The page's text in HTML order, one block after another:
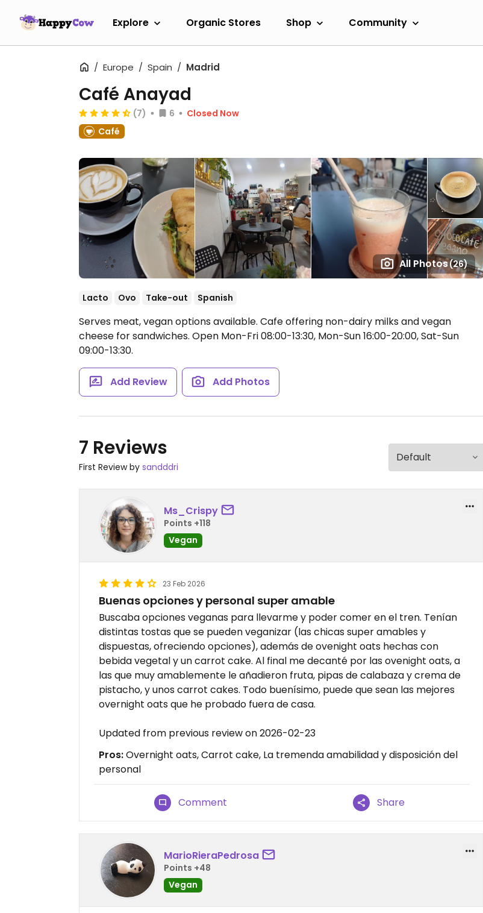
Explore Organic Stores Shop Community
Europe Spain Madrid
All Photos(26)
Café Anayad
(7) 6
Closed Now
Café
Lacto Ovo Take-out Spanish
Serves meat, vegan options available. Cafe offering non-dairy milks and vegan
cheese for sandwiches. Open Mon-Fri 08:00-13:30, Mon-Sun 16:00-20:00, Sat-Sun
09:00-13:30.
Add Review Add Photos
7 Reviews
First Review by sandddri
Ms_Crispy
Points +118
Vegan
23 Feb 2026
Buenas opciones y personal super amable
Buscaba opciones veganas para llevarme y poder comer en el tren. Tenían
distintas tostas que se pueden veganizar (las chicas super amables y
dispuestas, ofreciendo opciones), además de ovenight oats hechas con
bebida vegetal y un carrot cake. Al final me decanté por las ovenight oats, a
las que muy amablemente le añadieron fruta, pipas de calabaza y crema de
pistacho, y unos carrot cakes. Todo buenísimo, puede que sean las mejores
overnight oats que he probado fuera de casa.
Updated from previous review on 2026-02-23
Pros:Overnight oats, Carrot cake, La tremenda amabilidad y disposición del
personal
Comment Share
MarioRieraPedrosa
Points +48
Vegan